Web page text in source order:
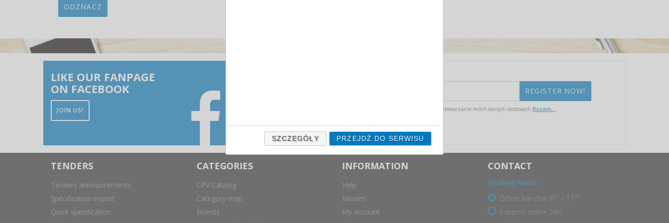
ODZNACZ
LIKE OUR FANPAGE
ON FACEBOOK
JOIN US!
skrzynkę mailową.
Wyrażam zgodę na przetwarzanie moich danych osobowych Rozwiń...
TENDERS
Tenders announcements
Specification import
Quick specification
CATEGORIES
CPV Catalog
Category map
Brands
INFORMATION
Help
Movies
My account
CONTACT
Working hours
Office, live chat 8 - 17
Support online 24h
SZCZEGÓŁY PRZEJDŹ DO SERWISU